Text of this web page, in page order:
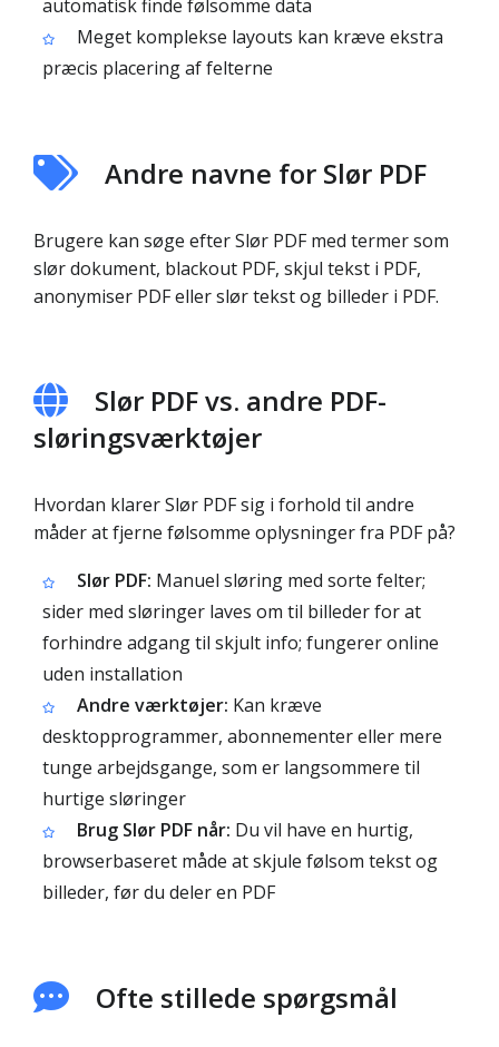
automatisk finde følsomme data
Meget komplekse layouts kan kræve ekstra
præcis placering af felterne
Andre navne for Slør PDF
Brugere kan søge efter Slør PDF med termer som
slør dokument, blackout PDF, skjul tekst i PDF,
anonymiser PDF eller slør tekst og billeder i PDF.
Slør PDF vs. andre PDF-
sløringsværktøjer
Hvordan klarer Slør PDF sig i forhold til andre
måder at fjerne følsomme oplysninger fra PDF på?
Slør PDF: Manuel sløring med sorte felter;
sider med sløringer laves om til billeder for at
forhindre adgang til skjult info; fungerer online
uden installation
Andre værktøjer: Kan kræve
desktopprogrammer, abonnementer eller mere
tunge arbejdsgange, som er langsommere til
hurtige sløringer
Brug Slør PDF når: Du vil have en hurtig,
browserbaseret måde at skjule følsom tekst og
billeder, før du deler en PDF
Ofte stillede spørgsmål